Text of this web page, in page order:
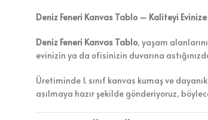
Deniz Feneri Kanvas Tablo – Kaliteyi Evinize
Deniz Feneri Kanvas Tablo, yaşam
evinizin ya da ofisinizin duvarına
Üretiminde 1. sınıf kanvas kumaş ve
asılmaya hazır şekilde gönderiyoruz,